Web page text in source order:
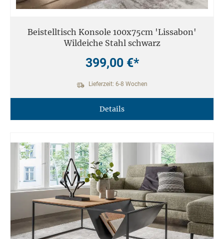
Beistelltisch Konsole 100x75cm 'Lissabon'
Wildeiche Stahl schwarz
399,00 €*
Lieferzeit: 6-8 Wochen
Details